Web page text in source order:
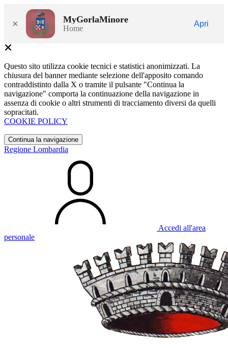
× MyGorlaMinore
Home
Apri
Questo sito utilizza cookie tecnici e statistici anonimizzati. La
chiusura del banner mediante selezione dell'apposito comando
contraddistinto dalla X o tramite il pulsante "Continua la
navigazione" comporta la continuazione della navigazione in
assenza di cookie o altri strumenti di tracciamento diversi da quelli
sopracitati.
COOKIE POLICY
Continua la navigazione
Regione Lombardia
Accedi all'area
personale